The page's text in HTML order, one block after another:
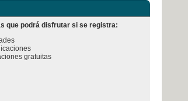
que podrá disfrutar si se registra:
gratuitas